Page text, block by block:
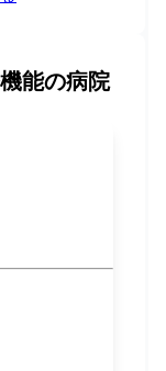
能の病院